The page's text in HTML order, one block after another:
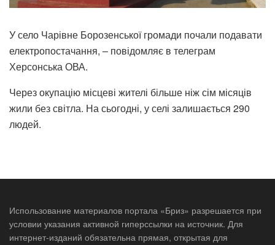
У село Чарівне Борозенської громади почали подавати
електропостачання, – повідомляє в телеграм
Херсонська ОВА.
Через окупацію місцеві жителі більше ніж сім місяців
жили без світла. На сьогодні, у селі залишається 290
людей.
Использование материалов портала «Бриз» разрешается при
условии указания активной гиперссылки на источник. Для
интернет-изданий обязательна прямая, открытая для